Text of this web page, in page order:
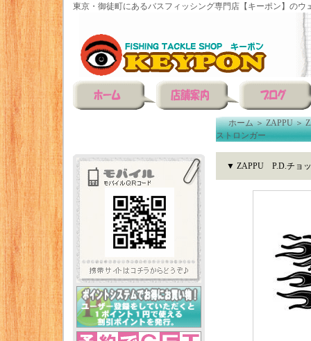
東京・御徒町にあるバスフィッシング専門店【キーポン】のウ
ホーム＞ZAPPU＞
ストロンガー
▼ ZAPPU P.D.チョ